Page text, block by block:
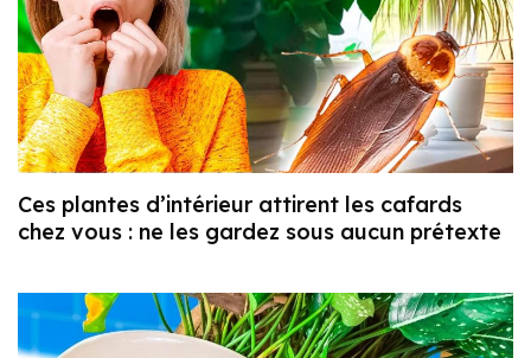
Ces plantes d’intérieur attirent les cafards
chez vous : ne les gardez sous aucun prétexte